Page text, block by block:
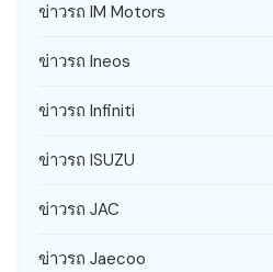
ข่าวรถ IM Motors
ข่าวรถ Ineos
ข่าวรถ Infiniti
ข่าวรถ ISUZU
ข่าวรถ JAC
ข่าวรถ Jaecoo